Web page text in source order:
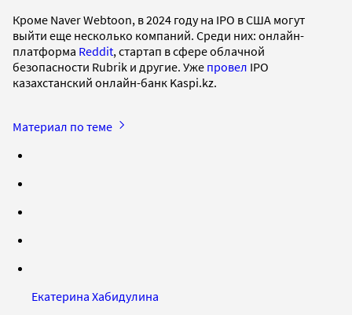
Кроме Naver Webtoon, в 2024 году на IPO в США могут
выйти еще несколько компаний. Среди них: онлайн-
платформа Reddit, стартап в сфере облачной
безопасности Rubrik и другие. Уже провел IPO
казахстанский онлайн-банк Kaspi.kz.
Материал по теме
Екатерина Хабидулина